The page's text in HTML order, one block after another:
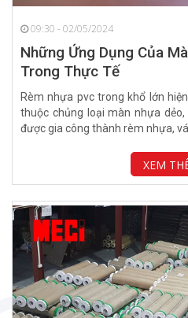
09:30 - 02/05/2024
Những Ứng Dụng Của
Trong Thực Tế
Rèm nhựa pvc trong khổ lớn
thuộc chủng loại màn nhựa
được gia công thành rèm nhựa,
XEM